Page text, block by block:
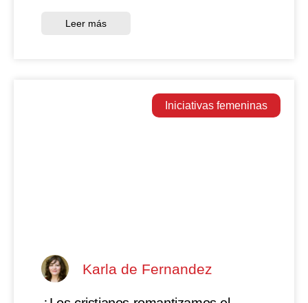
Leer más
Iniciativas femeninas
Karla de Fernandez